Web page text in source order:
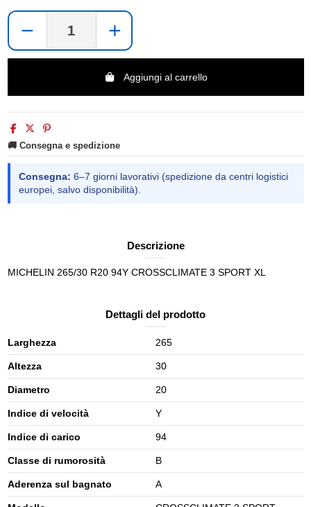
− +
Aggiungi al carrello
🚚 Consegna e spedizione
Consegna: 6–7 giorni lavorativi (spedizione da centri logistici
europei, salvo disponibilità).
Descrizione
MICHELIN 265/30 R20 94Y CROSSCLIMATE 3 SPORT XL
Dettagli del prodotto
Larghezza 265
Altezza 30
Diametro 20
Indice di velocità Y
Indice di carico 94
Classe di rumorosità B
Aderenza sul bagnato A